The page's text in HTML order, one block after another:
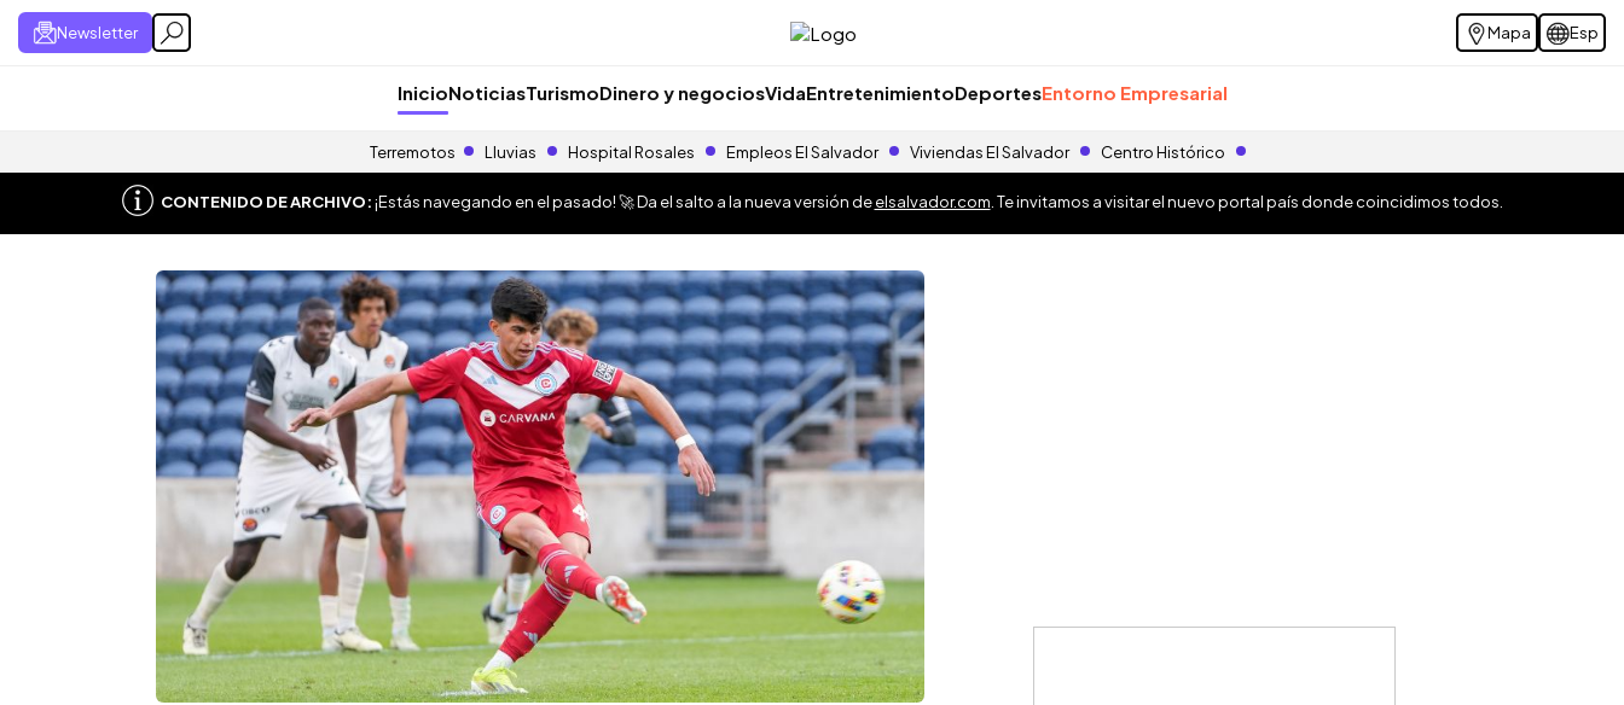
Newsletter Mapa Esp
InicioNoticiasTurismoDinero y negociosVidaEntretenimientoDeportesEntorno Empresarial
Terremotos Lluvias Hospital Rosales Empleos El Salvador Viviendas El Salvador Centro Histórico
CONTENIDO DE ARCHIVO:¡Estás navegando en el pasado! 🚀 Da el salto a la nueva versión deelsalvador.com . Te invitamos a visitar el nuevo portal país donde coincidimos todos.